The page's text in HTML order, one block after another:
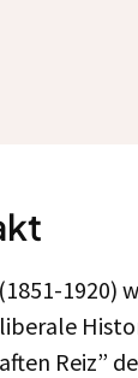
1920)
Reiz”